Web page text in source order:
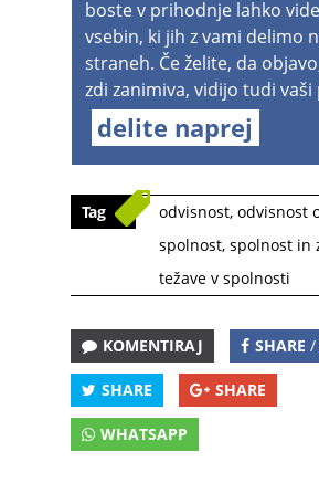
boste v prihodnje lahko
vsebin, ki jih z vami delimo
straneh. Če želite, da
zdi zanimiva, vidijo tudi
delite naprej
Tag odvisnost, odvisnost
spolnost, spolnost in
težave v spolnosti
KOMENTIRAJ SHARE /
SHARE SHARE
WHATSAPP